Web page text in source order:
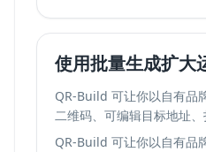
使用批量生成扩大
QR-Build 可让你以自有品
二维码、可编辑目标地址、
QR-Build 可让你以自有品